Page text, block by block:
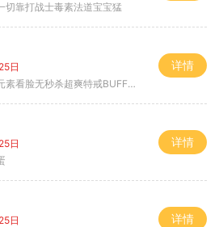
切靠打战士毒素法道宝宝猛
日
看脸无秒杀超爽特戒BUFF无合成
详情
日
详情
日
详情